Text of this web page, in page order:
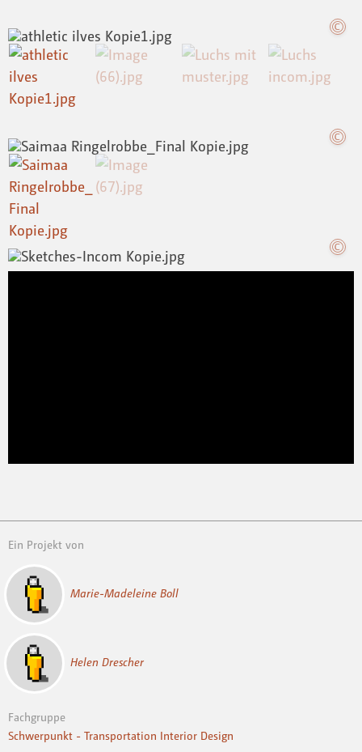
Ein Projekt von
Marie-Madeleine Boll
Helen Drescher
Fachgruppe
Schwerpunkt - Transportation Interior Design